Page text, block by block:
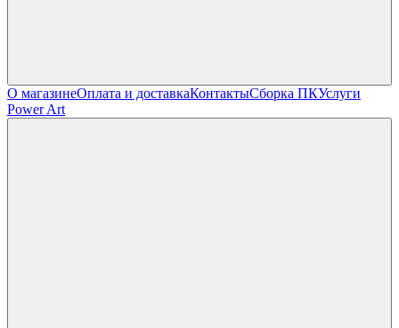
О магазинеОплата и доставкаКонтактыСборка ПКУслуги
Power Art